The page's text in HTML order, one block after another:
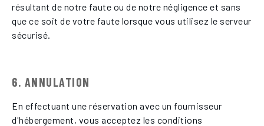
résultant de notre faute ou de notre négligence et sans
que ce soit de votre faute lorsque vous utilisez le serveur
sécurisé.
6. ANNULATION
En effectuant une réservation avec un fournisseur
d'hébergement, vous acceptez les conditions